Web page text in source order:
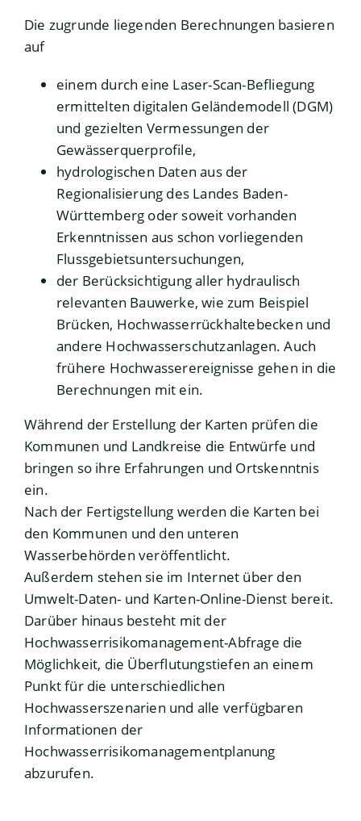
Die zugrunde liegenden Berechnungen basieren
auf
einem durch eine Laser-Scan-Befliegung
ermittelten digitalen Geländemodell (DGM)
und gezielten Vermessungen der
Gewässerquerprofile,
hydrologischen Daten aus der
Regionalisierung des Landes Baden-
Württemberg oder soweit vorhanden
Erkenntnissen aus schon vorliegenden
Flussgebietsuntersuchungen,
der Berücksichtigung aller hydraulisch
relevanten Bauwerke, wie zum Beispiel
Brücken, Hochwasserrückhaltebecken und
andere Hochwasserschutzanlagen. Auch
frühere Hochwasserereignisse gehen in die
Berechnungen mit ein.
Während der Erstellung der Karten prüfen die
Kommunen und Landkreise die Entwürfe und
bringen so ihre Erfahrungen und Ortskenntnis
ein.
Nach der Fertigstellung werden die Karten bei
den Kommunen und den unteren
Wasserbehörden veröffentlicht.
Außerdem stehen sie im Internet über den
Umwelt-Daten- und Karten-Online-Dienst bereit.
Darüber hinaus besteht mit der
Hochwasserrisikomanagement-Abfrage die
Möglichkeit, die Überflutungstiefen an einem
Punkt für die unterschiedlichen
Hochwasserszenarien und alle verfügbaren
Informationen der
Hochwasserrisikomanagementplanung
abzurufen.